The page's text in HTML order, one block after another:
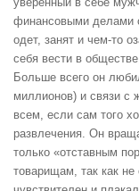
финансовыми делами
одет, занят и чем-то
себя вести в
Больше всего он
миллионов) и связи с
всем, если сам того
развлечения. Он
только «отставным
товарищам, так как